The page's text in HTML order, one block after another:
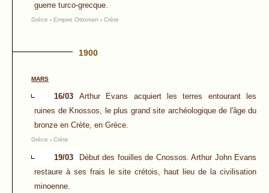
guerre turco-grecque.
Grèce - Empire Ottoman - Crète
1900
MARS
16/03
Arthur Evans acquiert les terres entourant les
ruines de Knossos, le plus grand site archéologique de l'âge du
bronze en Crète, en Grèce.
Grèce - Crète
19/03
Début des fouilles de Cnossos. Arthur John Evans
restaure à ses frais le site crétois, haut lieu de la civilisation
minoenne.